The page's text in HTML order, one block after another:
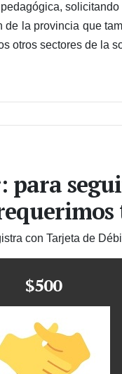
la provincia que
otros sectores de la
para
con Tarjeta de
$500